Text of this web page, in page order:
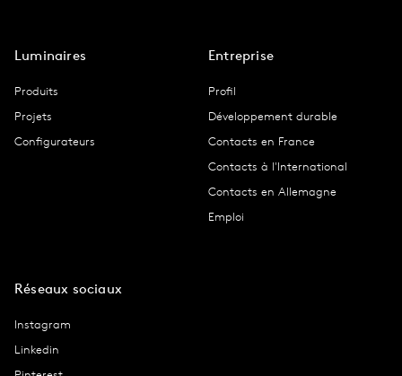
Luminaires
Produits
Projets
Configurateurs
Entreprise
Profil
Développement durable
Contacts en France
Contacts à l'International
Contacts en Allemagne
Emploi
Réseaux sociaux
Instagram
Linkedin